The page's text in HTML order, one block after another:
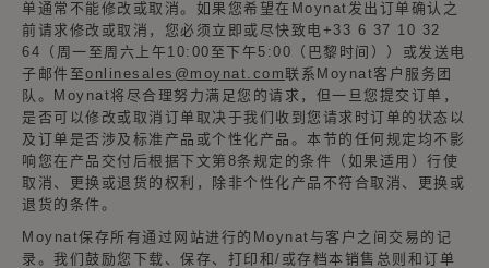
单通常不能修改或取消。如果您希望在Moynat发出订单确认之
前请求修改或取消，您必须立即或尽快致电+33 6 37 10 32
64（周一至周六上午10:00至下午5:00（巴黎时间））或发送电
子邮件至onlinesales@moynat.com联系Moynat客户服务团
队。Moynat将尽合理努力满足您的请求，但一旦您提交订单，
是否可以修改或取消订单取决于我们收到您请求时订单的状态以
及订单是否涉及标准产品或个性化产品。本节的任何规定均不影
响您在产品交付后根据下文第8条规定的条件（如果适用）行使
取消、更换或退货的权利，除非个性化产品不符合取消、更换或
退货的条件。
Moynat保存所有通过网站进行的Moynat与客户之间交易的记
录。我们鼓励您下载、保存、打印和/或存档本销售总则和订单